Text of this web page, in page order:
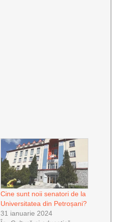
Cine sunt noii senatori de la
Universitatea din Petroșani?
31 ianuarie 2024